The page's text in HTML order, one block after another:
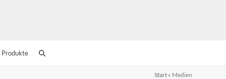
Produkte
Start» Medien